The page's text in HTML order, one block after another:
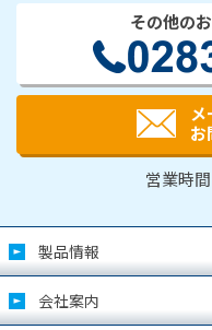
その他の
メ
お
営業時
製品情報
会社案内